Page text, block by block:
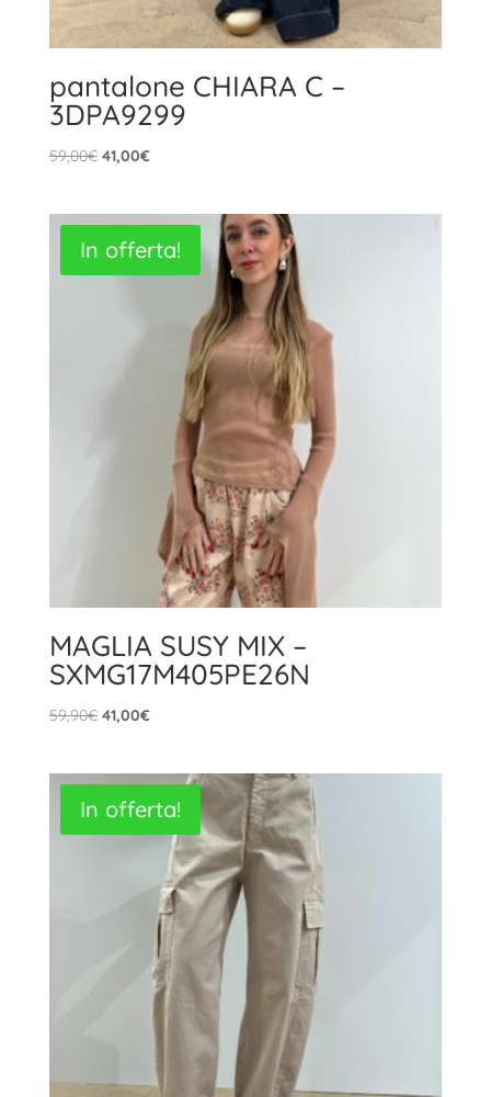
pantalone CHIARA C –
3DPA9299
59,00€ Il
era:
59,00€.
41,00€Il
è:
41,00€.
In offerta!
MAGLIA SUSY MIX –
SXMG17M405PE26N
59,90€ Il
era:
59,90€.
41,00€Il
è:
41,00€.
In offerta!